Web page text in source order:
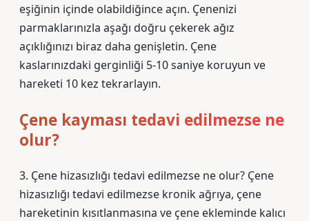
eşiğinin içinde olabildiğince açın. Çenenizi
parmaklarınızla aşağı doğru çekerek ağız
açıklığınızı biraz daha genişletin. Çene
kaslarınızdaki gerginliği 5-10 saniye koruyun ve
hareketi 10 kez tekrarlayın.
Çene kayması tedavi edilmezse ne
olur?
3. Çene hizasızlığı tedavi edilmezse ne olur? Çene
hizasızlığı tedavi edilmezse kronik ağrıya, çene
hareketinin kısıtlanmasına ve çene ekleminde kalıcı